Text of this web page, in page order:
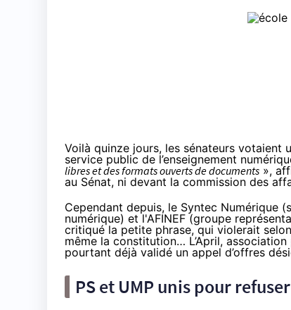
Voilà quinze jours, les sénateurs votaient
service public de l’enseignement
libres et des formats ouverts de documents »,
au Sénat, ni devant la commission des
Cependant depuis, le Syntec Numérique
numérique) et l'AFINEF (groupe
critiqué la petite phrase, qui violerait
même la constitution… L’April,
pourtant déjà validé un appel d’offres
PS et UMP unis pour